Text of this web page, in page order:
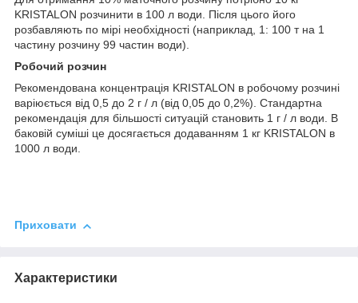
KRISTALON розчинити в 100 л води. Після цього його
розбавляють по мірі необхідності (наприклад, 1: 100 т на 1
частину розчину 99 частин води).
Робочий розчин
Рекомендована концентрація KRISTALON в робочому розчині
варіюється від 0,5 до 2 г / л (від 0,05 до 0,2%). Стандартна
рекомендація для більшості ситуацій становить 1 г / л води. В
баковій суміші це досягається додаванням 1 кг KRISTALON в
1000 л води.
Приховати
Характеристики